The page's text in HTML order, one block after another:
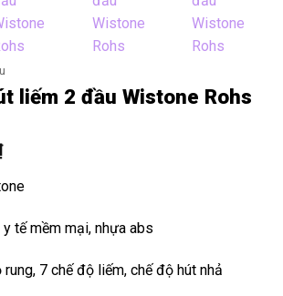
liếm 2 đầu Wistone Rohs
tế mềm mại, nhựa abs
7 chế độ liếm, chế độ hút nhả